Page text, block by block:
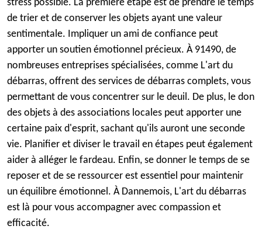
stress possible. La première étape est de prendre le temps
de trier et de conserver les objets ayant une valeur
sentimentale. Impliquer un ami de confiance peut
apporter un soutien émotionnel précieux. À 91490, de
nombreuses entreprises spécialisées, comme L'art du
débarras, offrent des services de débarras complets, vous
permettant de vous concentrer sur le deuil. De plus, le don
des objets à des associations locales peut apporter une
certaine paix d'esprit, sachant qu'ils auront une seconde
vie. Planifier et diviser le travail en étapes peut également
aider à alléger le fardeau. Enfin, se donner le temps de se
reposer et de se ressourcer est essentiel pour maintenir
un équilibre émotionnel. À Dannemois, L'art du débarras
est là pour vous accompagner avec compassion et
efficacité.